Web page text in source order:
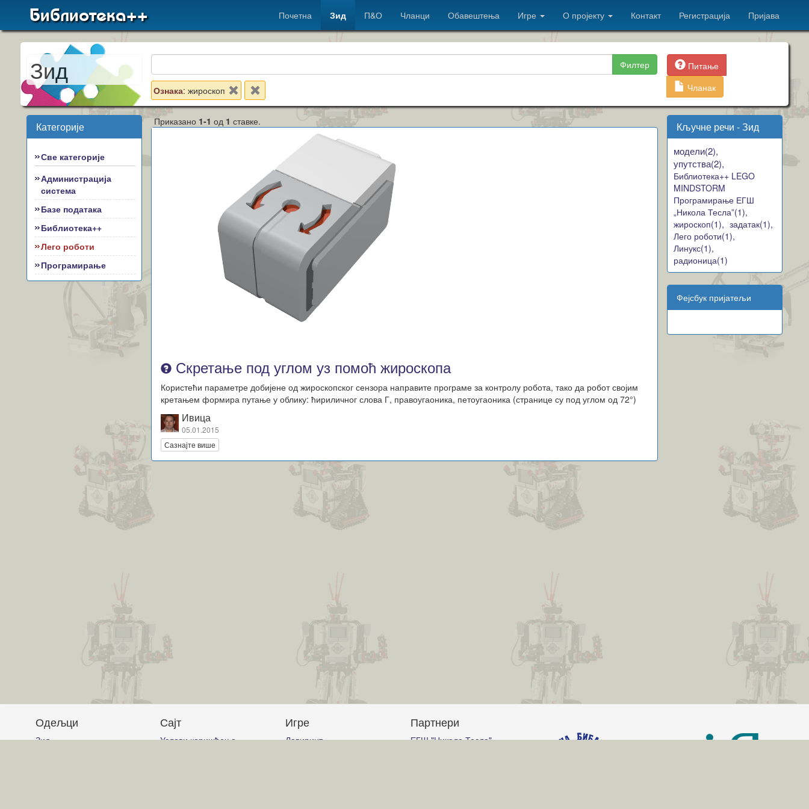
Библиотека++ Почетна Зид П&О Чланци Обавештења Игре О пројекту Контакт Регистрација Пријава
Зид Филтер
Ознака: жироскоп
Питање
Чланак
Категорије
Све категорије
Администрација
система
Базе података
Библиотека++
Лего роботи
Програмирање
Приказано 1-1 од 1 ставке.
Скретање под углом уз помоћ жироскопа
Користећи параметре добијене од жироскопског сензора направите програме за контролу робота, тако да робот својим
кретањем формира путање у облику: ћириличног слова Г, правоугаоника, петоугаоника (странице су под углом од 72°)
Ивица
05.01.2015
Сазнајте више
Кључне речи - Зид
модели(2),
упутства(2),
Библиотека++ LEGO
MINDSTORM
Програмирање ЕГШ
„Никола Тесла”(1),
жироскоп(1), задатак(1),
Лего роботи(1),
Линукс(1),
радионица(1)
Фејсбук пријатељи
Одељци
Зид
Сајт
Услови коришћења
Игре
Лавиринт
Партнери
ЕГШ "Никола Тесла"